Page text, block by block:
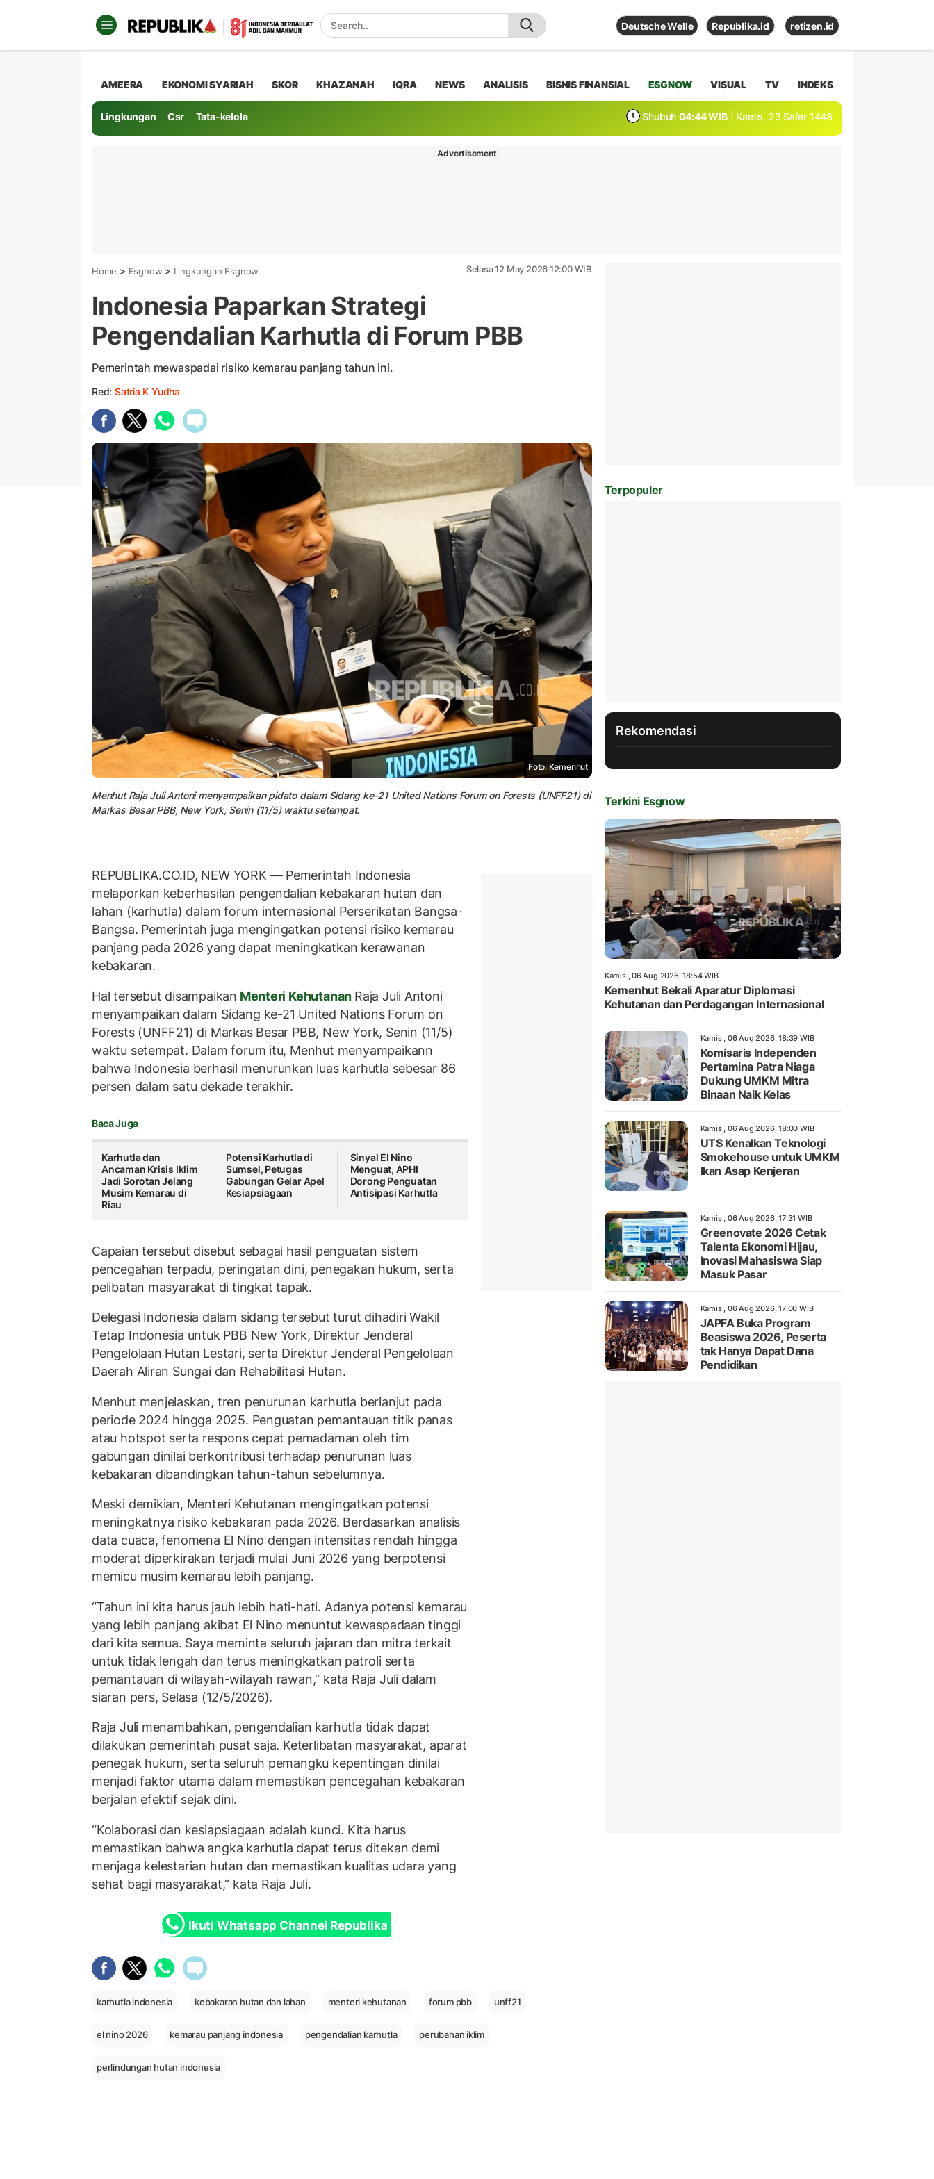
Deutsche Welle Republika.id retizen.id
AMEERA EKONOMI SYARIAH SKOR KHAZANAH IQRA NEWS ANALISIS BISNIS FINANSIAL ESGNOW VISUAL TV INDEKS
Lingkungan Csr Tata-kelola Shubuh 04:44 WIB | Kamis, 23 Safar 1448
Advertisement
Home > Esgnow > Lingkungan Esgnow Selasa 12 May 2026 12:00 WIB
Indonesia Paparkan Strategi
Pengendalian Karhutla di Forum PBB
Pemerintah mewaspadai risiko kemarau panjang tahun ini.
Red: Satria K Yudha
Foto: Kemenhut
Menhut Raja Juli Antoni menyampaikan pidato dalam Sidang ke-21 United Nations Forum on Forests (UNFF21) di
Markas Besar PBB, New York, Senin (11/5) waktu setempat.
REPUBLIKA.CO.ID, NEW YORK — Pemerintah Indonesia
melaporkan keberhasilan pengendalian kebakaran hutan dan
lahan (karhutla) dalam forum internasional Perserikatan Bangsa-
Bangsa. Pemerintah juga mengingatkan potensi risiko kemarau
panjang pada 2026 yang dapat meningkatkan kerawanan
kebakaran.
Hal tersebut disampaikan Menteri Kehutanan Raja Juli Antoni
menyampaikan dalam Sidang ke-21 United Nations Forum on
Forests (UNFF21) di Markas Besar PBB, New York, Senin (11/5)
waktu setempat. Dalam forum itu, Menhut menyampaikann
bahwa Indonesia berhasil menurunkan luas karhutla sebesar 86
persen dalam satu dekade terakhir.
Baca Juga
Karhutla dan
Ancaman Krisis Iklim
Jadi Sorotan Jelang
Musim Kemarau di
Riau
Potensi Karhutla di
Sumsel, Petugas
Gabungan Gelar Apel
Kesiapsiagaan
Sinyal El Nino
Menguat, APHI
Dorong Penguatan
Antisipasi Karhutla
Capaian tersebut disebut sebagai hasil penguatan sistem
pencegahan terpadu, peringatan dini, penegakan hukum, serta
pelibatan masyarakat di tingkat tapak.
Delegasi Indonesia dalam sidang tersebut turut dihadiri Wakil
Tetap Indonesia untuk PBB New York, Direktur Jenderal
Pengelolaan Hutan Lestari, serta Direktur Jenderal Pengelolaan
Daerah Aliran Sungai dan Rehabilitasi Hutan.
Menhut menjelaskan, tren penurunan karhutla berlanjut pada
periode 2024 hingga 2025. Penguatan pemantauan titik panas
atau hotspot serta respons cepat pemadaman oleh tim
gabungan dinilai berkontribusi terhadap penurunan luas
kebakaran dibandingkan tahun-tahun sebelumnya.
Meski demikian, Menteri Kehutanan mengingatkan potensi
meningkatnya risiko kebakaran pada 2026. Berdasarkan analisis
data cuaca, fenomena El Nino dengan intensitas rendah hingga
moderat diperkirakan terjadi mulai Juni 2026 yang berpotensi
memicu musim kemarau lebih panjang.
“Tahun ini kita harus jauh lebih hati-hati. Adanya potensi kemarau
yang lebih panjang akibat El Nino menuntut kewaspadaan tinggi
dari kita semua. Saya meminta seluruh jajaran dan mitra terkait
untuk tidak lengah dan terus meningkatkan patroli serta
pemantauan di wilayah-wilayah rawan,” kata Raja Juli dalam
siaran pers, Selasa (12/5/2026).
Raja Juli menambahkan, pengendalian karhutla tidak dapat
dilakukan pemerintah pusat saja. Keterlibatan masyarakat, aparat
penegak hukum, serta seluruh pemangku kepentingan dinilai
menjadi faktor utama dalam memastikan pencegahan kebakaran
berjalan efektif sejak dini.
“Kolaborasi dan kesiapsiagaan adalah kunci. Kita harus
memastikan bahwa angka karhutla dapat terus ditekan demi
menjaga kelestarian hutan dan memastikan kualitas udara yang
sehat bagi masyarakat,” kata Raja Juli.
Ikuti Whatsapp Channel Republika
karhutla indonesia kebakaran hutan dan lahan menteri kehutanan forum pbb unff21
el nino 2026 kemarau panjang indonesia pengendalian karhutla perubahan iklim
perlindungan hutan indonesia
Terpopuler
Rekomendasi
Terkini Esgnow
Kamis , 06 Aug 2026, 18:54 WIB
Kemenhut Bekali Aparatur Diplomasi
Kehutanan dan Perdagangan Internasional
Kamis , 06 Aug 2026, 18:39 WIB
Komisaris Independen
Pertamina Patra Niaga
Dukung UMKM Mitra
Binaan Naik Kelas
Kamis , 06 Aug 2026, 18:00 WIB
UTS Kenalkan Teknologi
Smokehouse untuk UMKM
Ikan Asap Kenjeran
Kamis , 06 Aug 2026, 17:31 WIB
Greenovate 2026 Cetak
Talenta Ekonomi Hijau,
Inovasi Mahasiswa Siap
Masuk Pasar
Kamis , 06 Aug 2026, 17:00 WIB
JAPFA Buka Program
Beasiswa 2026, Peserta
tak Hanya Dapat Dana
Pendidikan